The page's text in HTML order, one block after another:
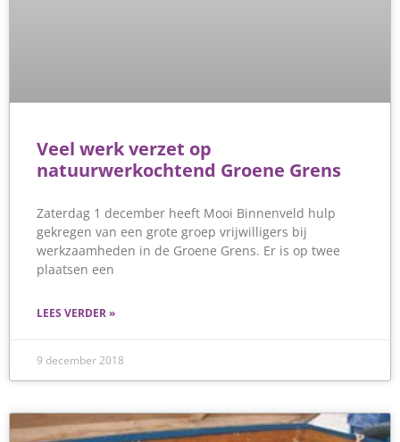
Veel werk verzet op
natuurwerkochtend Groene Grens
Zaterdag 1 december heeft Mooi Binnenveld hulp
gekregen van een grote groep vrijwilligers bij
werkzaamheden in de Groene Grens. Er is op twee
plaatsen een
LEES VERDER »
9 december 2018